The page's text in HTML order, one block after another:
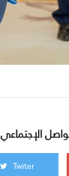
الإجتماعي
Twiter